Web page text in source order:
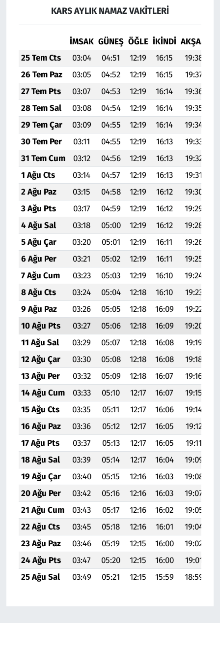
KARS AYLIK NAMAZ VAKITLERI
İMSAK GÜNEŞ ÖĞLE İKINDI AKŞAM
25 Tem Cts
03:04 04:51 12:19 16:15 19:38
26 Tem Paz
03:05 04:52 12:19 16:15 19:37
27 Tem Pts
03:07 04:53 12:19 16:14 19:36
28 Tem Sal
03:08 04:54 12:19 16:14 19:35
29 Tem Çar
03:09 04:55 12:19 16:14 19:34
30 Tem Per
03:11 04:55 12:19 16:13 19:33
31 Tem Cum
03:12 04:56 12:19 16:13 19:32
1 Ağu Cts
03:14 04:57 12:19 16:13 19:31
2 Ağu Paz
03:15 04:58 12:19 16:12 19:30
3 Ağu Pts
03:17 04:59 12:19 16:12 19:29
4 Ağu Sal
03:18 05:00 12:19 16:12 19:28
5 Ağu Çar
03:20 05:01 12:19 16:11 19:26
6 Ağu Per
03:21 05:02 12:19 16:11 19:25
7 Ağu Cum
03:23 05:03 12:19 16:10 19:24
8 Ağu Cts
03:24 05:04 12:18 16:10 19:23
9 Ağu Paz
03:26 05:05 12:18 16:09 19:22
10 Ağu Pts
03:27 05:06 12:18 16:09 19:20
11 Ağu Sal
03:29 05:07 12:18 16:08 19:19
12 Ağu Çar
03:30 05:08 12:18 16:08 19:18
13 Ağu Per
03:32 05:09 12:18 16:07 19:16
14 Ağu Cum
03:33 05:10 12:17 16:07 19:15
15 Ağu Cts
03:35 05:11 12:17 16:06 19:14
16 Ağu Paz
03:36 05:12 12:17 16:05 19:12
17 Ağu Pts
03:37 05:13 12:17 16:05 19:11
18 Ağu Sal
03:39 05:14 12:17 16:04 19:09
19 Ağu Çar
03:40 05:15 12:16 16:03 19:08
20 Ağu Per
03:42 05:16 12:16 16:03 19:07
21 Ağu Cum
03:43 05:17 12:16 16:02 19:05
22 Ağu Cts
03:45 05:18 12:16 16:01 19:04
23 Ağu Paz
03:46 05:19 12:15 16:00 19:02
24 Ağu Pts
03:47 05:20 12:15 16:00 19:01
25 Ağu Sal
03:49 05:21 12:15 15:59 18:59